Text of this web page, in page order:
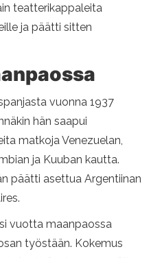
teatterikappaleita
ja päätti sitten
vuonna 1937
hän saapui
matkoja Venezuelan,
ja Kuuban kautta.
päätti asettua Argentiinan
vuotta maanpaossa
työstään. Kokemus